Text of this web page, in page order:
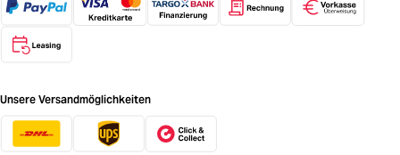
Unsere Versandmöglichkeiten